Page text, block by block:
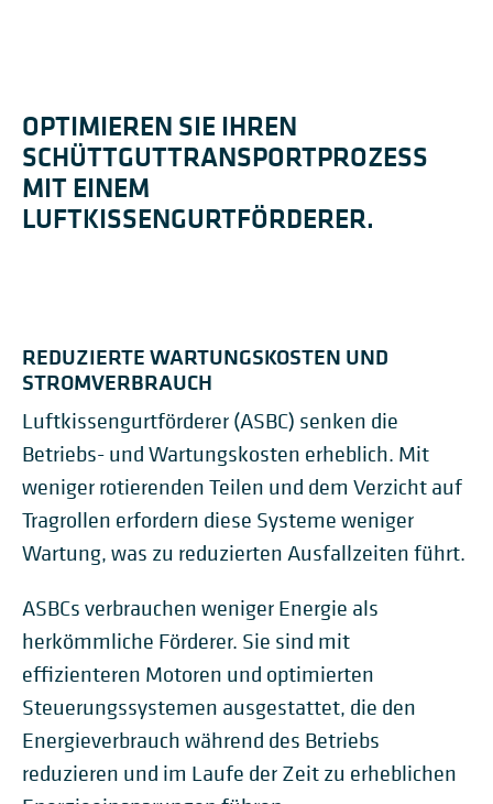
OPTIMIEREN SIE IHREN
SCHÜTTGUTTRANSPORTPROZESS
MIT EINEM
LUFTKISSENGURTFÖRDERER.
REDUZIERTE WARTUNGSKOSTEN UND
STROMVERBRAUCH
Luftkissengurtförderer (ASBC) senken die
Betriebs- und Wartungskosten erheblich. Mit
weniger rotierenden Teilen und dem Verzicht auf
Tragrollen erfordern diese Systeme weniger
Wartung, was zu reduzierten Ausfallzeiten führt.
ASBCs verbrauchen weniger Energie als
herkömmliche Förderer. Sie sind mit
effizienteren Motoren und optimierten
Steuerungssystemen ausgestattet, die den
Energieverbrauch während des Betriebs
reduzieren und im Laufe der Zeit zu erheblichen